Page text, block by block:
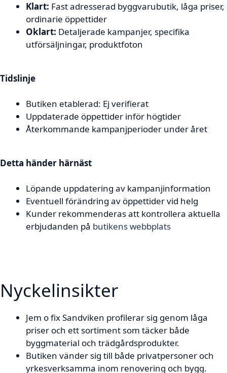
Klart: Fast adresserad byggvarubutik, låga priser,
ordinarie öppettider
Oklart: Detaljerade kampanjer, specifika
utförsäljningar, produktfoton
Tidslinje
Butiken etablerad: Ej verifierat
Uppdaterade öppettider inför högtider
Återkommande kampanjperioder under året
Detta händer härnäst
Löpande uppdatering av kampanjinformation
Eventuell förändring av öppettider vid helg
Kunder rekommenderas att kontrollera aktuella
erbjudanden på butikens webbplats
Nyckelinsikter
Jem o fix Sandviken profilerar sig genom låga
priser och ett sortiment som täcker både
byggmaterial och trädgårdsprodukter.
Butiken vänder sig till både privatpersoner och
yrkesverksamma inom renovering och bygg.